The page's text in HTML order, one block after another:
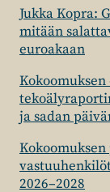
Jukka Kopra:
mitään
euroakaan
ja sadan
2026–2028